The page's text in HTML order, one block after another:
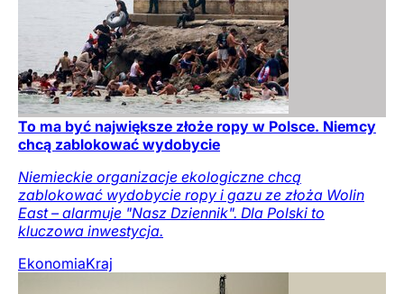
To ma być największe złoże ropy w Polsce. Niemcy
chcą zablokować wydobycie
Niemieckie organizacje ekologiczne chcą
zablokować wydobycie ropy i gazu ze złoża Wolin
East – alarmuje "Nasz Dziennik". Dla Polski to
kluczowa inwestycja.
EkonomiaKraj